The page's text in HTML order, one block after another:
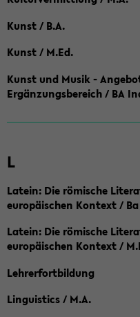
Kunst / B.A.
Kunst / M.Ed.
Kunst und Musik -
Ergänzungsbereich / BA
L
Latein: Die römische
europäischen Kontext / Ba
Latein: Die römische
europäischen Kontext /
Lehrerfortbildung
Linguistics / M.A.